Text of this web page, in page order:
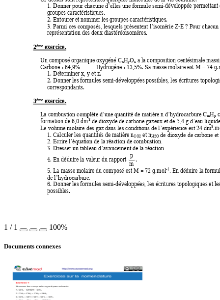
1. Donner pour chacune d’elles une formule semi-développée
groupes caractéristiques.
2. Entourer et nommer les groupes caractéristiques.
3. Parmi ces composés, lesquels présentent l’isomérie Z-E ? Pour
représentation des deux diastéréoisomères.
2ème exercice.
Un composé organique oxygéné CxHyOz a la composition centésimale
Carbone : 64,9% Hydrogène : 13,5%. Sa masse molaire est M = 74
1. Déterminer x, y et z.
2. Donner les formules semi-développées possibles, les écritures
correspondants.
3ème exercice.
La combustion complète d’une quantité de matière n d’hydrocarbure CmHp
formation de 6,0 dm3 de dioxyde de carbone gazeux et de 5,4 g d’eau
Le volume molaire des gaz dans les conditions de l’expérience est 24 dm3
1. Calculer les quantités de matière nCO2 et nH2O de dioxyde de carbone et
2. Ecrire l’équation de la réaction de combustion.
3. Dresser un tableau d’avancement de la réaction.
4. En déduire la valeur du rapport
m
p .
5. La masse molaire du composé est M = 72 g.mol-1. En déduire la
de l’hydrocarbure.
6. Donner les formules semi-développées, les écritures topologiques et
possibles.
1 / 1 100%
Documents connexes